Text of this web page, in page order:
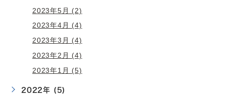
2023年5月 (2)
2023年4月 (4)
2023年3月 (4)
2023年2月 (4)
2023年1月 (5)
2022年 (5)